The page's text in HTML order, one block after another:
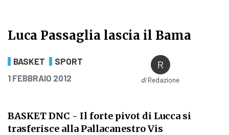
Luca Passaglia lascia il Bama
Luca Passaglia lascia il Bama
BASKET
SPORT
PUBBLICATO IL
1 FEBBRAIO 2012 diRedazione
BASKET DNC - Il forte pivot di Lucca si
trasferisce alla Pallacanestro Vis